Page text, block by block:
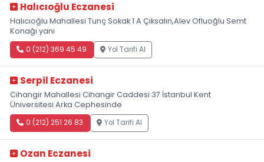
Halıcıoğlu Eczanesi
Halıcıoğlu Mahallesi Tunç Sokak 1 A Çıksalın,Alev Ofluoğlu Semt
Konağı yanı
0 (212) 369 45 49 Yol Tarifi Al
Serpil Eczanesi
Cihangir Mahallesi Cihangir Caddesi 37 İstanbul Kent
Üniversitesi Arka Cephesinde
0 (212) 251 26 83 Yol Tarifi Al
Ozan Eczanesi